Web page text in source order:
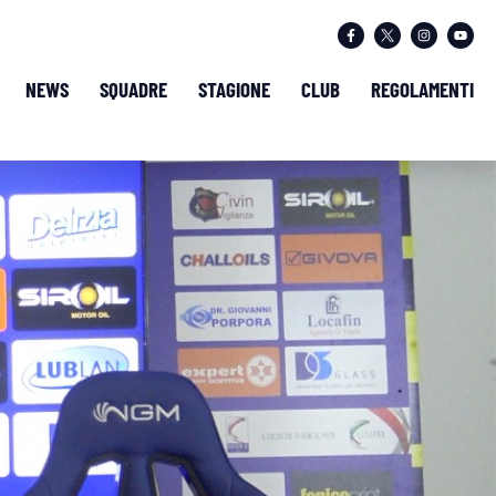
NEWS SQUADRE STAGIONE CLUB REGOLAMENTI